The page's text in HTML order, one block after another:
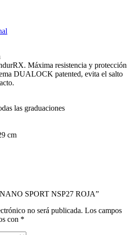
Máxima resistencia y protección
DUALOCK patented, evita el salto
las graduaciones
cm
SPORT NSP27 ROJA”
no será publicada. Los campos
con *